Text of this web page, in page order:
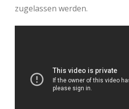
zugelassen werden.